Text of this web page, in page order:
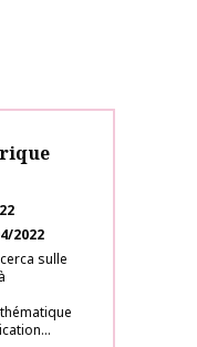
2022
sulle